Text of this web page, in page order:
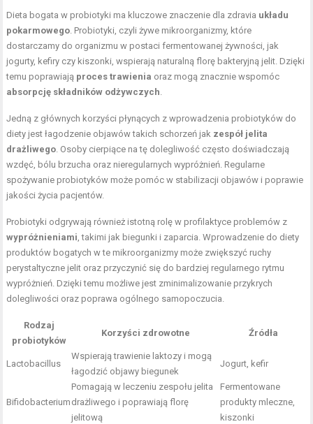
Dieta bogata w probiotyki ma kluczowe znaczenie dla zdravia układu
pokarmowego. Probiotyki, czyli żywe mikroorganizmy, które
dostarczamy do organizmu w postaci fermentowanej żywności, jak
jogurty, kefiry czy kiszonki, wspierają naturalną florę bakteryjną jelit. Dzięki
temu poprawiają proces trawienia oraz mogą znacznie wspomóc
absorpcję składników odżywczych.
Jedną z głównych korzyści płynących z wprowadzenia probiotyków do
diety jest łagodzenie objawów takich schorzeń jak zespół jelita
drażliwego. Osoby cierpiące na tę dolegliwość często doświadczają
wzdęć, bólu brzucha oraz nieregularnych wypróżnień. Regularne
spożywanie probiotyków może pomóc w stabilizacji objawów i poprawie
jakości życia pacjentów.
Probiotyki odgrywają również istotną rolę w profilaktyce problemów z
wypróżnieniami, takimi jak biegunki i zaparcia. Wprowadzenie do diety
produktów bogatych w te mikroorganizmy może zwiększyć ruchy
perystaltyczne jelit oraz przyczynić się do bardziej regularnego rytmu
wypróżnień. Dzięki temu możliwe jest zminimalizowanie przykrych
dolegliwości oraz poprawa ogólnego samopoczucia.
Rodzaj
probiotyków
Korzyści zdrowotne Źródła
Lactobacillus
Wspierają trawienie laktozy i mogą
łagodzić objawy biegunek
Jogurt, kefir
Bifidobacterium
Pomagają w leczeniu zespołu jelita
drażliwego i poprawiają florę
jelitową
Fermentowane
produkty mleczne,
kiszonki